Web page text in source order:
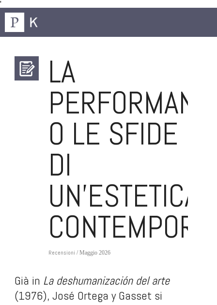
'
LA
O LE SFIDE
DI
UN’ESTETICA
Recensioni / Maggio 2026
Già in La deshumanización del arte
(1976), José Ortega y Gasset si